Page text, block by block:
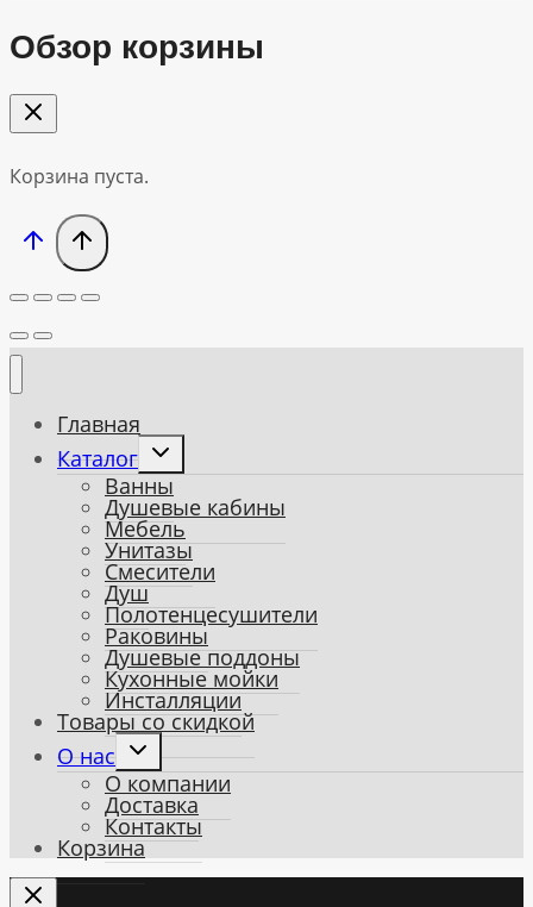
Обзор корзины
Корзина пуста.
Главная
Каталог
Toggle
child
menu
Ванны
Душевые кабины
Мебель
Унитазы
Смесители
Душ
Полотенцесушители
Раковины
Душевые поддоны
Кухонные мойки
Инсталляции
Товары со скидкой
О нас
Toggle
child
menu
О компании
Доставка
Контакты
Корзина